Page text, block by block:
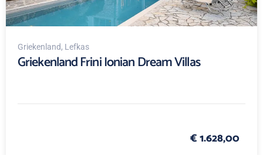
Griekenland, Lefkas
Griekenland Frini Ionian Dream Villas
€ 1.628,00